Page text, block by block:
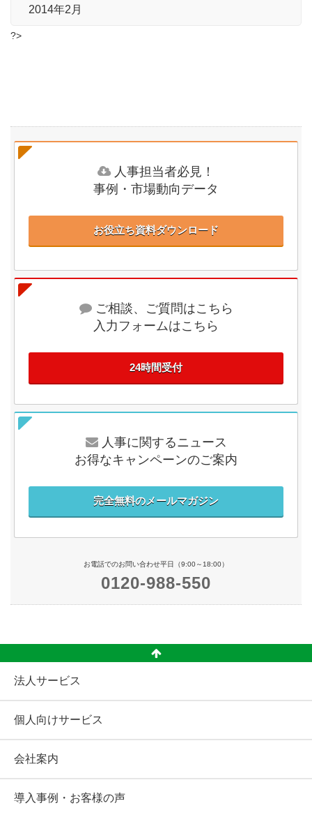
2014年2月
?>
人事担当者必見！
事例・市場動向データ
お役立ち資料ダウンロード
ご相談、ご質問はこちら
入力フォームはこちら
24時間受付
人事に関するニュース
お得なキャンペーンのご案内
完全無料のメールマガジン
お電話でのお問い合わせ平日（9:00～18:00）
0120-988-550
法人サービス
個人向けサービス
会社案内
導入事例・お客様の声